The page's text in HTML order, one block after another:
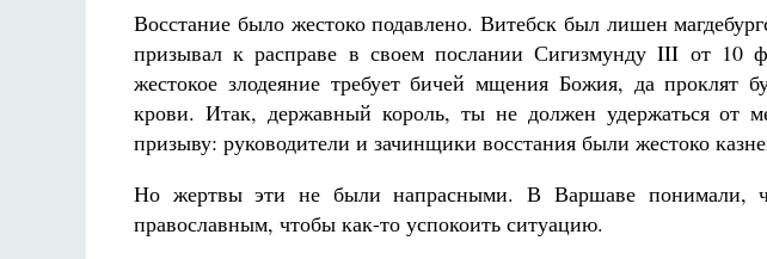
Восстание было жестоко подавлено. Витебск был лишен
призывал к расправе в своем послании Сигизмунду III от 10
жестокое злодеяние требует бичей мщения Божия, да проклят
крови. Итак, державный король, ты не должен удержаться от
призыву: руководители и зачинщики восстания были жестоко
Но жертвы эти не были напрасными. В Варшаве понимали,
православным, чтобы как-то успокоить ситуацию.